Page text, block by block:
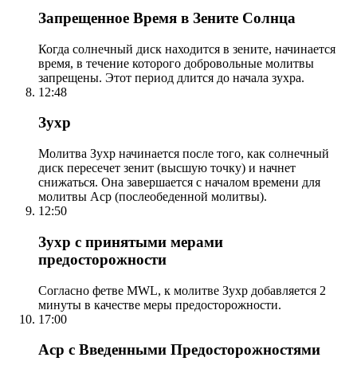
Запрещенное Время в Зените Солнца
Когда солнечный диск находится в зените, начинается
время, в течение которого добровольные молитвы
запрещены. Этот период длится до начала зухра.
12:48
Зухр
Молитва Зухр начинается после того, как солнечный
диск пересечет зенит (высшую точку) и начнет
снижаться. Она завершается с началом времени для
молитвы Аср (послеобеденной молитвы).
12:50
Зухр с принятыми мерами
предосторожности
Согласно фетве MWL, к молитве Зухр добавляется 2
минуты в качестве меры предосторожности.
17:00
Аср с Введенными Предосторожностями